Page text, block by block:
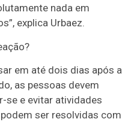
nada em
explica Urbaez.
em até dois dias após a
as pessoas devem
se e evitar atividades
ser resolvidas com